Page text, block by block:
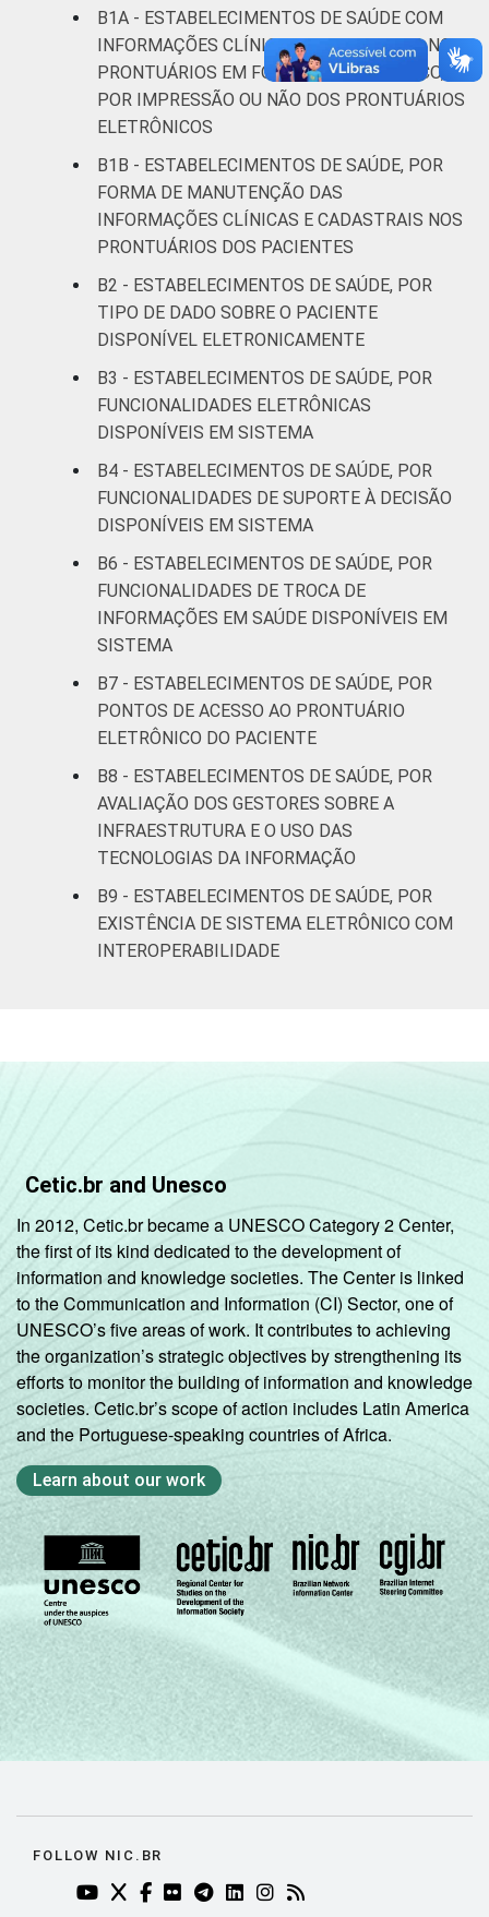
Fonte: CGI/NIC.br, Centro Regional de
Estudos para o Desenvolvimento da
Sociedade da Informação (Cetic.br),
Pesquisa sobre o uso das tecnologias de
informação e comunicação nos
estabelecimentos de saúde brasileiros - TIC
Saúde 2019.
B1A - ESTABELECIMENTOS DE SAÚDE COM
INFORMAÇÕES CLÍNICAS E CADASTRAIS NOS
PRONTUÁRIOS EM FORMATO ELETRÔNICO,
POR IMPRESSÃO OU NÃO DOS PRONTUÁRIOS
ELETRÔNICOS
B1B - ESTABELECIMENTOS DE SAÚDE, POR
FORMA DE MANUTENÇÃO DAS
INFORMAÇÕES CLÍNICAS E CADASTRAIS NOS
PRONTUÁRIOS DOS PACIENTES
B2 - ESTABELECIMENTOS DE SAÚDE, POR
TIPO DE DADO SOBRE O PACIENTE
DISPONÍVEL ELETRONICAMENTE
B3 - ESTABELECIMENTOS DE SAÚDE, POR
FUNCIONALIDADES ELETRÔNICAS
DISPONÍVEIS EM SISTEMA
B4 - ESTABELECIMENTOS DE SAÚDE, POR
FUNCIONALIDADES DE SUPORTE À DECISÃO
DISPONÍVEIS EM SISTEMA
B6 - ESTABELECIMENTOS DE SAÚDE, POR
FUNCIONALIDADES DE TROCA DE
INFORMAÇÕES EM SAÚDE DISPONÍVEIS EM
SISTEMA
B7 - ESTABELECIMENTOS DE SAÚDE, POR
PONTOS DE ACESSO AO PRONTUÁRIO
ELETRÔNICO DO PACIENTE
B8 - ESTABELECIMENTOS DE SAÚDE, POR
AVALIAÇÃO DOS GESTORES SOBRE A
INFRAESTRUTURA E O USO DAS
TECNOLOGIAS DA INFORMAÇÃO
B9 - ESTABELECIMENTOS DE SAÚDE, POR
EXISTÊNCIA DE SISTEMA ELETRÔNICO COM
INTEROPERABILIDADE
Cetic.br and Unesco
In 2012, Cetic.br became a UNESCO Category 2 Center,
the first of its kind dedicated to the development of
information and knowledge societies. The Center is linked
to the Communication and Information (CI) Sector, one of
UNESCO’s five areas of work. It contributes to achieving
the organization’s strategic objectives by strengthening its
efforts to monitor the building of information and knowledge
societies. Cetic.br’s scope of action includes Latin America
and the Portuguese-speaking countries of Africa.
Learn about our work
FOLLOW NIC.BR
YOUTUBE DO NIC.BR (ABRE EM NOVA ABA)
TWITTER DO NIC.BR (ABRE EM NOVA ABA)
FACEBOOK DO NIC.BR (ABRE EM NOVA
FLICKR DO NIC.BR (ABRE EM NOVA
TELEGRAM DO NIC.BR (ABRE EM
LINKEDIN DO NIC.BR (ABRE
INSTAGRAM DO NIC.BR
RSS DO NIC.BR (ABRE